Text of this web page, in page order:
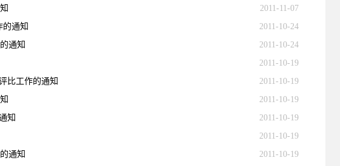
2011-11-07
2011-10-24
的通知
2011-10-24
通知
2011-10-19
2011-10-19
比工作的通知
2011-10-19
2011-10-19
知
2011-10-19
2011-10-19
通知